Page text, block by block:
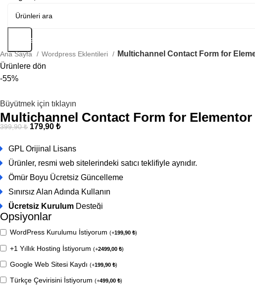
Arama
Ana Sayfa Wordpress Eklentileri
Multichannel Contact Form for
Ürünlere dön
-55%
Büyütmek için tıklayın
Multichannel Contact Form for Elementor
399,90₺ 179,90₺
GPL Orijinal Lisans
Ürünler, resmi web sitelerindeki satıcı teklifiyle aynıdır.
Ömür Boyu Ücretsiz Güncelleme
Sınırsız Alan Adında Kullanın
Ücretsiz Kurulum Desteği
Opsiyonlar
WordPress Kurulumu İstiyorum(+199,90₺)
+1 Yıllık Hosting İstiyorum(+2499,00₺)
Google Web Sitesi Kaydı(+199,90₺)
Türkçe Çevirisini İstiyorum(+499,00₺)